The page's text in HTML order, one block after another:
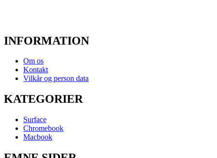
INFORMATION
Om os
Kontakt
Vilkår og person data
KATEGORIER
Surface
Chromebook
Macbook